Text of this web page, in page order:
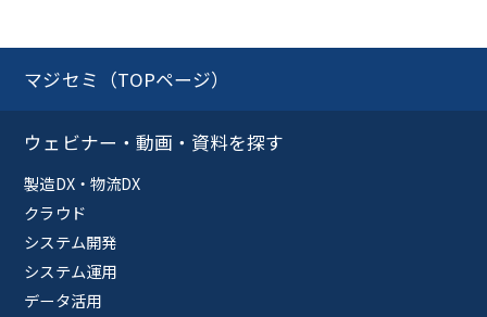
マジセミ（TOPページ）
ウェビナー・動画・資料を探す
製造DX・物流DX
クラウド
システム開発
システム運用
データ活用